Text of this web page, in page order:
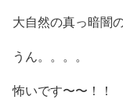
大自然の真っ暗闇
うん。。。。
怖いです〜〜！！